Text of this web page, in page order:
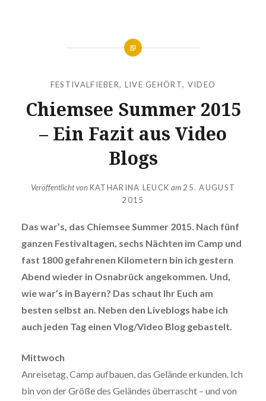
FESTIVALFIEBER, LIVE GEHÖRT, VIDEO
Chiemsee Summer 2015
– Ein Fazit aus Video
Blogs
Veröffentlicht vonKATHARINA LEUCK am 25. AUGUST
2015
Das war’s, das Chiemsee Summer 2015. Nach fünf
ganzen Festivaltagen, sechs Nächten im Camp und
fast 1800 gefahrenen Kilometern bin ich gestern
Abend wieder in Osnabrück angekommen. Und,
wie war’s in Bayern? Das schaut Ihr Euch am
besten selbst an. Neben den Liveblogs habe ich
auch jeden Tag einen Vlog/Video Blog gebastelt.
Mittwoch
Anreisetag, Camp aufbauen, das Gelände erkunden. Ich
bin von der Größe des Geländes überrascht – und von